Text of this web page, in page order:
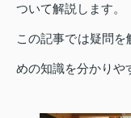
ついて解説します。
この記事では疑問
めの知識を分かりや